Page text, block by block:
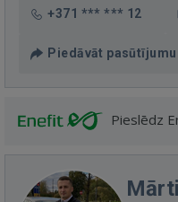
+371 *** *** 12
Piedāvāt pasūtījumu
Pieslēdz